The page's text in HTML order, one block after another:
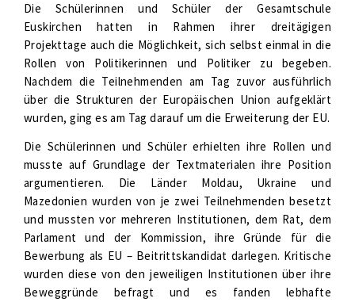
Die Schülerinnen und Schüler der Gesamtschule
Euskirchen hatten in Rahmen ihrer dreitägigen
Projekttage auch die Möglichkeit, sich selbst einmal in die
Rollen von Politikerinnen und Politiker zu begeben.
Nachdem die Teilnehmenden am Tag zuvor ausführlich
über die Strukturen der Europäischen Union aufgeklärt
wurden, ging es am Tag darauf um die Erweiterung der EU.
Die Schülerinnen und Schüler erhielten ihre Rollen und
musste auf Grundlage der Textmaterialen ihre Position
argumentieren. Die Länder Moldau, Ukraine und
Mazedonien wurden von je zwei Teilnehmenden besetzt
und mussten vor mehreren Institutionen, dem Rat, dem
Parlament und der Kommission, ihre Gründe für die
Bewerbung als EU – Beitrittskandidat darlegen. Kritische
wurden diese von den jeweiligen Institutionen über ihre
Beweggründe befragt und es fanden lebhafte